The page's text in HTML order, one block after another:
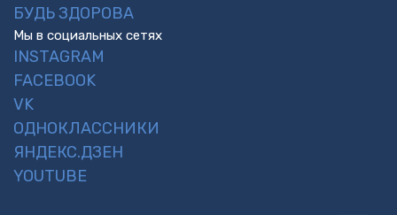
БУДЬ ЗДОРОВА
Мы в социальных сетях
INSTAGRAM
FACEBOOK
VK
ОДНОКЛАССНИКИ
ЯНДЕКС.ДЗЕН
YOUTUBE